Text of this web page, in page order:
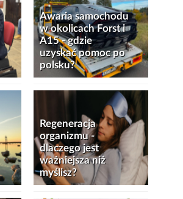
Awaria samochodu
w okolicach Forst i
A15 - gdzie
uzyskać pomoc po
polsku?
Regeneracja
organizmu -
dlaczego jest
ważniejsza niż
myślisz?